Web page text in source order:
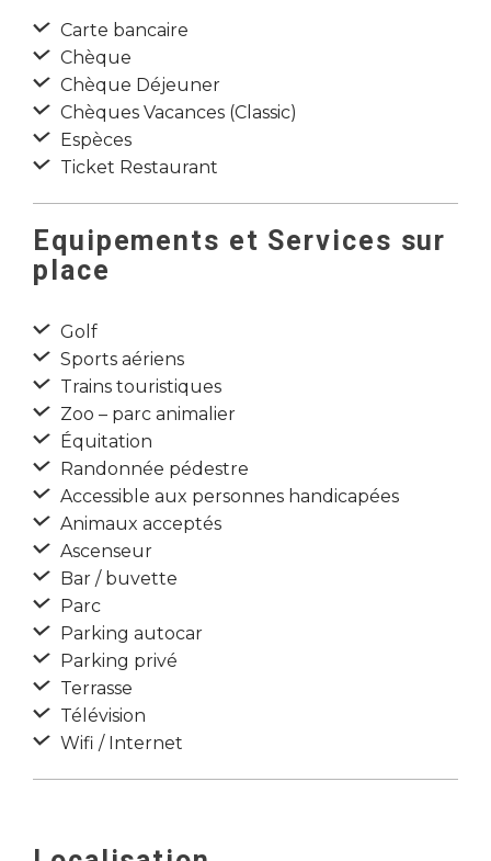
Carte bancaire
Chèque
Chèque Déjeuner
Chèques Vacances (Classic)
Espèces
Ticket Restaurant
Equipements et Services sur
place
Golf
Sports aériens
Trains touristiques
Zoo – parc animalier
Équitation
Randonnée pédestre
Accessible aux personnes handicapées
Animaux acceptés
Ascenseur
Bar / buvette
Parc
Parking autocar
Parking privé
Terrasse
Télévision
Wifi / Internet